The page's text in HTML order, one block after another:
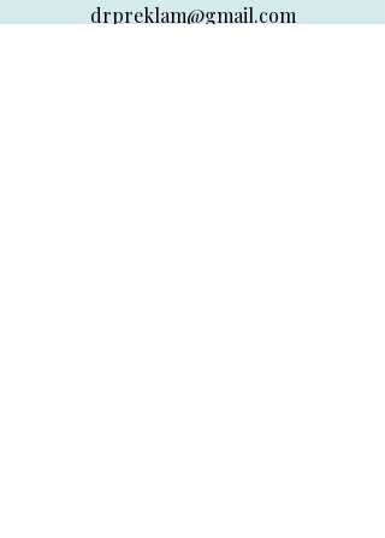
drpreklam@gmail.com